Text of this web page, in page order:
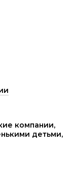
компании,
детьми,